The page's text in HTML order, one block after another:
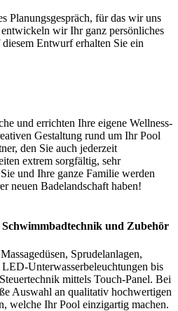
Planungsgespräch, für das wir uns
wir Ihr ganz persönliches
Entwurf erhalten Sie ein
und errichten Ihre eigene Wellness-
Gestaltung rund um Ihr Pool
den Sie auch jederzeit
extrem sorgfältig, sehr
und Ihre ganze Familie werden
neuen Badelandschaft haben!
und Zubehör
Sprudelanlagen,
Unterwasserbeleuchtungen bis
mittels Touch-Panel. Bei
Auswahl an qualitativ hochwertigen
welche Ihr Pool einzigartig machen.